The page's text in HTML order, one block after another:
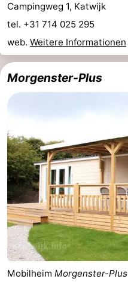
Campingweg 1, Katwijk
tel. +31 714 025 295
web. Weitere Informationen
Morgenster-Plus
Mobilheim Morgenster-Plus